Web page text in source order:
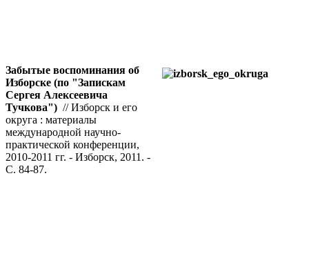
Забытые воспоминания об
Изборске (по "Запискам
Сергея Алексеевича
Тучкова") // Изборск и его
округа : материалы
международной научно-
практической конференции,
2010-2011 гг. - Изборск, 2011. -
С. 84-87.